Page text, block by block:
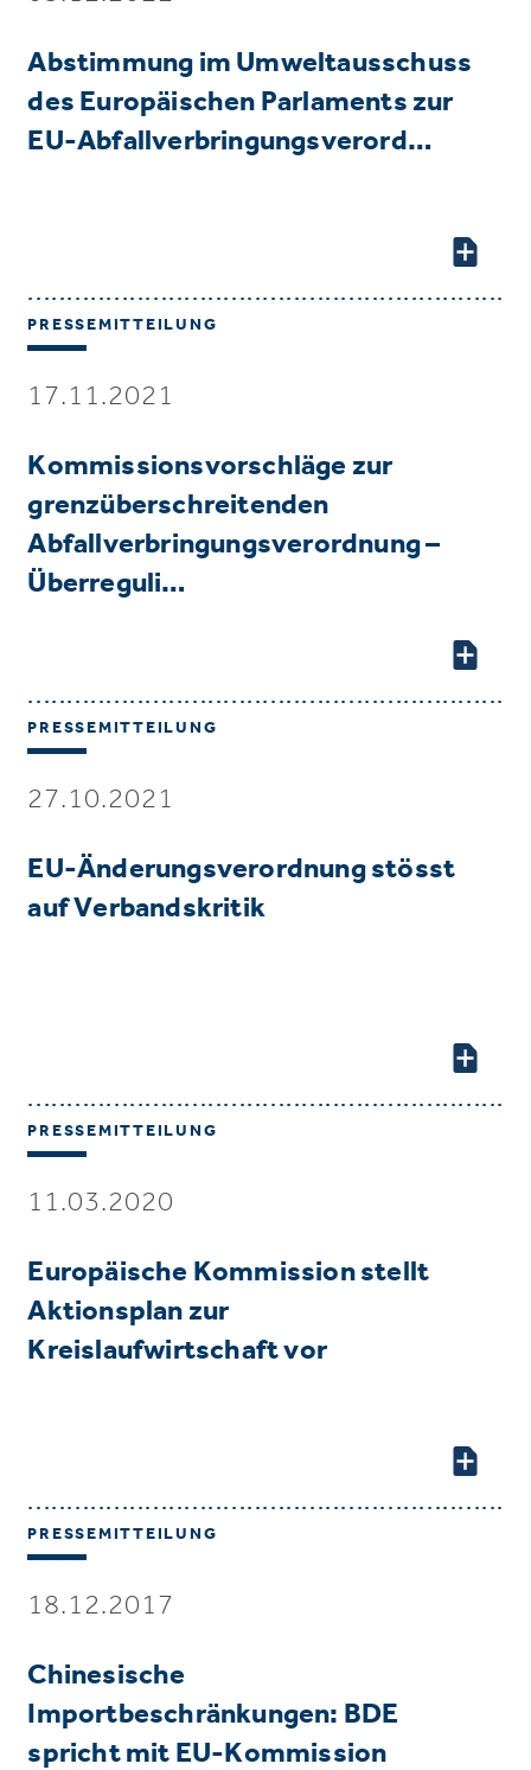
Abstimmung im Umweltausschuss
des Europäischen Parlaments zur
EU-Abfallverbringungsverord…
PRESSEMITTEILUNG
17.11.2021
Kommissionsvorschläge zur
grenzüberschreitenden
Abfallverbringungsverordnung –
Überreguli…
PRESSEMITTEILUNG
27.10.2021
EU-Änderungsverordnung stösst
auf Verbandskritik
PRESSEMITTEILUNG
11.03.2020
Europäische Kommission stellt
Aktionsplan zur
Kreislaufwirtschaft vor
PRESSEMITTEILUNG
18.12.2017
Chinesische
Importbeschränkungen: BDE
spricht mit EU-Kommission